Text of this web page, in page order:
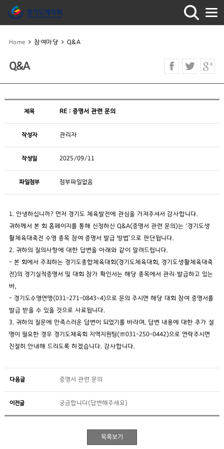
Home > 참여마당 > Q&A
Q&A
제목 RE : 증명서 관련 문의
작성자 관리자
작성일 2025/09/11
파일첨부 첨부파일없음
1. 안녕하십니까? 먼저 경기도 체육발전에 관심을 가져주셔서 감사합니다.
귀하께서 본 회 홈페이지를 통해 신청하신 Q&A(증명서 관련 문의)는 ‘경기도생
활체육대축전 수영 종목 참여 증명서 발급 방법’으로 판단됩니다.
2. 귀하의 질의사항에 대한 답변을 아래와 같이 알려드립니다.
- 본 회에서 주최하는 경기도종합체육대회(경기도체육대회, 경기도생활체육대축
전)의 경기실적증명서 및 대회 참가 확인서는 해당 종목에서 관리·발급하고 있는
바,
- 경기도수영연맹(031-271-0843~4)으로 문의 주시면 해당 대회 참여 증명서를
발급 받을 수 있을 것으로 사료됩니다.
3. 귀하의 질문에 만족스러운 답변이 되었기를 바라며, 답변 내용에 대한 추가 설
명이 필요한 경우 경기도체육회 지역지원팀(☏031-250-0442)으로 연락주시면
친절히 안내해 드리도록 하겠습니다. 감사합니다.
다음글 증명서 관련 문의
이전글 궁금합니다(답변해주세요)